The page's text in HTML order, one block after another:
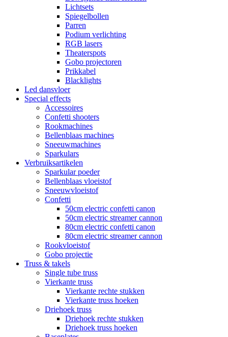
Lichtsets
Spiegelbollen
Parren
Podium verlichting
RGB lasers
Theaterspots
Gobo projectoren
Prikkabel
Blacklights
Led dansvloer
Special effects
Accessoires
Confetti shooters
Rookmachines
Bellenblaas machines
Sneeuwmachines
Sparkulars
Verbruiksartikelen
Sparkular poeder
Bellenblaas vloeistof
Sneeuwvloeistof
Confetti
50cm electric confetti canon
50cm electric streamer cannon
80cm electric confetti canon
80cm electric streamer cannon
Rookvloeistof
Gobo projectie
Truss & takels
Single tube truss
Vierkante truss
Vierkante rechte stukken
Vierkante truss hoeken
Driehoek truss
Driehoek rechte stukken
Driehoek truss hoeken